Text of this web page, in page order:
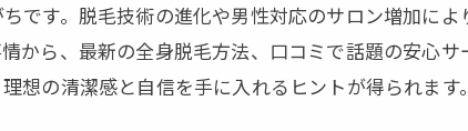
です。脱毛技術の進化や男性対応のサロン増加に
から、最新の全身脱毛方法、口コミで話題の安心
想の清潔感と自信を手に入れるヒントが得られます。